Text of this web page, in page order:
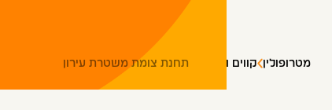
מטרופולין קווים ותחנות תחנת צומת משטרת עירון